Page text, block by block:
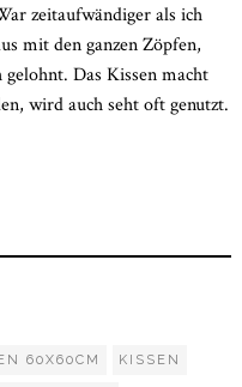
zeitaufwändiger als ich
mit den ganzen Zöpfen,
Das Kissen macht
wird auch seht oft genutzt.
60X60CM KISSEN